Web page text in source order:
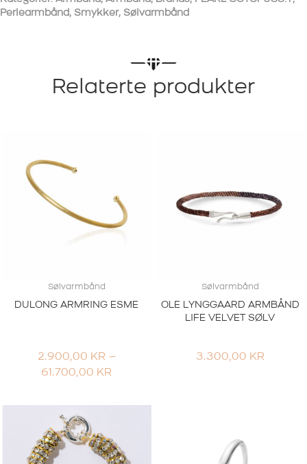
Perlearmbånd, Smykker, Sølvarmbånd
Relaterte produkter
Sølvarmbånd
DULONG ARMRING ESME
2.900,00 KR –
61.700,00 KR
TIL
Sølvarmbånd
OLE LYNGGAARD ARMBÅND
LIFE VELVET SØLV
3.300,00 KR